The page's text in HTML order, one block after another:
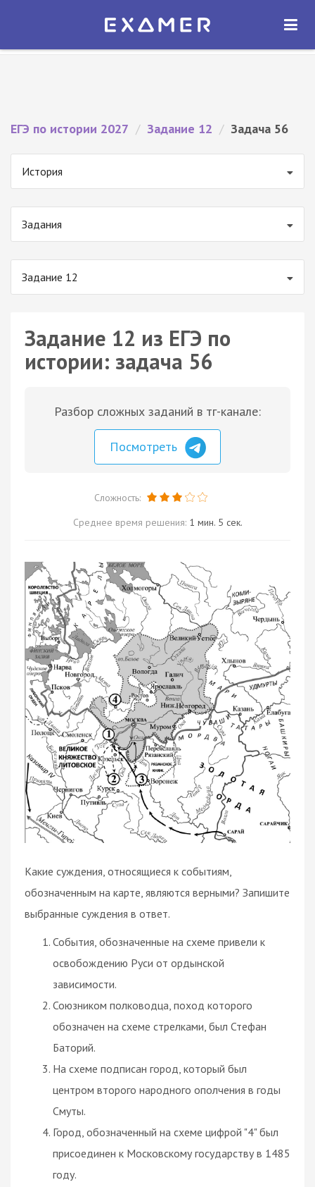
Экзамер — ЕГЭ 2027
ОТКРЫТЬ
ЕГЭ по истории 2027 / Задание 12 / Задача 56
История
Задания
Задание 12
Задание 12 из ЕГЭ по
истории: задача 56
Разбор сложных заданий в тг-канале:
Посмотреть
Сложность:
Среднее время решения: 1 мин. 5 сек.
Какие суждения, относящиеся к событиям,
обозначенным на карте, являются верными? Запишите
выбранные суждения в ответ.
События, обозначенные на схеме привели к
освобождению Руси от ордынской
зависимости.
Союзником полководца, поход которого
обозначен на схеме стрелками, был Стефан
Баторий.
На схеме подписан город, который был
центром второго народного ополчения в годы
Смуты.
Город, обозначенный на схеме цифрой "4" был
присоединен к Московскому государству в 1485
году.